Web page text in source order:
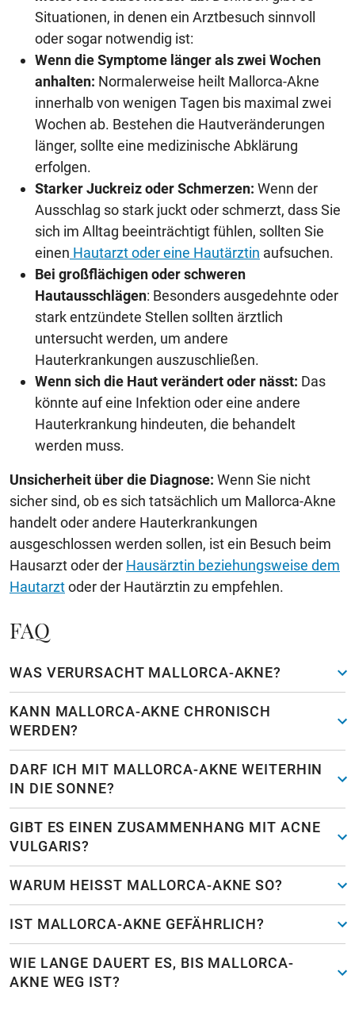
Situationen, in denen ein Arztbesuch sinnvoll
oder sogar notwendig ist:
Wenn die Symptome länger als zwei Wochen
anhalten: Normalerweise heilt Mallorca-Akne
innerhalb von wenigen Tagen bis maximal zwei
Wochen ab. Bestehen die Hautveränderungen
länger, sollte eine medizinische Abklärung
erfolgen.
Starker Juckreiz oder Schmerzen: Wenn der
Ausschlag so stark juckt oder schmerzt, dass Sie
sich im Alltag beeinträchtigt fühlen, sollten Sie
einen Hautarzt oder eine Hautärztin aufsuchen.
Bei großflächigen oder schweren
Hautausschlägen: Besonders ausgedehnte oder
stark entzündete Stellen sollten ärztlich
untersucht werden, um andere
Hauterkrankungen auszuschließen.
Wenn sich die Haut verändert oder nässt: Das
könnte auf eine Infektion oder eine andere
Hauterkrankung hindeuten, die behandelt
werden muss.
Unsicherheit über die Diagnose: Wenn Sie nicht
sicher sind, ob es sich tatsächlich um Mallorca-Akne
handelt oder andere Hauterkrankungen
ausgeschlossen werden sollen, ist ein Besuch beim
Hausarzt oder der Hausärztin beziehungsweise dem
Hautarztoder der Hautärztin zu empfehlen.
FAQ
WAS VERURSACHT MALLORCA-AKNE?
KANN MALLORCA-AKNE CHRONISCH
WERDEN?
DARF ICH MIT MALLORCA-AKNE WEITERHIN
IN DIE SONNE?
GIBT ES EINEN ZUSAMMENHANG MIT ACNE
VULGARIS?
WARUM HEISST MALLORCA-AKNE SO?
IST MALLORCA-AKNE GEFÄHRLICH?
WIE LANGE DAUERT ES, BIS MALLORCA-
AKNE WEG IST?